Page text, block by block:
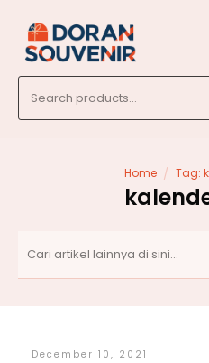
for:
Home / Tag:
December 10, 2021